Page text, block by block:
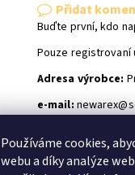
Přidat
Buďte první, kdo
Pouze registrovaní
Adresa výrobce:
e-mail:
Používáme cookies,
webu a díky analýze